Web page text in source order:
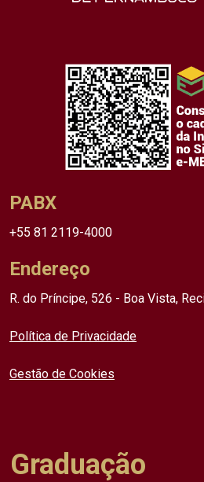
PABX
+55 81 2119-4000
Endereço
R. do Príncipe, 526 - Boa Vista,
Política de Privacidade
Gestão de Cookies
Graduação